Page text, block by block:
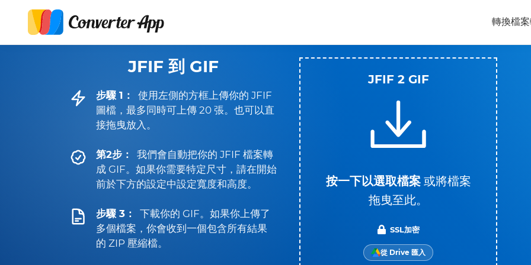
轉換檔案
JFIF 到 GIF
步驟 1：
使用左側的方框上傳你的 JFIF
圖檔，最多同時可上傳 20 張。也可以直
接拖曳放入。
第2步：
我們會自動把你的 JFIF 檔案轉
成 GIF。如果你需要特定尺寸，請在開始
前於下方的設定中設定寬度和高度。
步驟 3：
下載你的 GIF。如果你上傳了
多個檔案，你會收到一個包含所有結果
的 ZIP 壓縮檔。
JFIF 2 GIF
按一下以選取檔案 或將檔案
拖曳至此。
SSL加密
從 Drive 匯入